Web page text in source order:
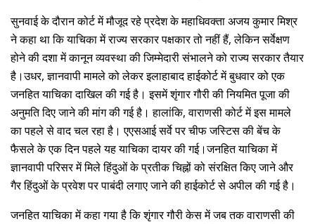
सुनवाई के दौरान कोर्ट में मौजूद रहे प्रदेश के महाधिवक्ता अजय कुमार मिश्र
ने कहा था कि याचिका में राज्य सरकार पक्षकार तो नहीं हैं, लेकिन सर्वेक्षण
होने की दशा में कानून व्यवस्था की जिम्मेदारी संभालने को राज्य सरकार तैयार
है।उधर, ज्ञानवापी मामले को लेकर इलाहाबाद हाईकोर्ट में बुधवार को एक
जनहित याचिका दाखिल की गई है। इसमें शृंगार गौरी की नियमित पूजा की
अनुमति दिए जाने की मांग की गई है। हालांकि, वाराणसी कोर्ट में इस मामले
का पहले से वाद चल रहा है। एएसआई सर्वे पर चीफ जस्टिस की बेंच के
फैसले के एक दिन पहले यह याचिका दायर की गई।जनहित याचिका में
ज्ञानवापी परिसर में मिले हिंदुओं के प्रतीक चिह्नों को संरक्षित किए जाने और
गैर हिंदुओं के प्रवेश पर पाबंदी लगाए जाने की हाईकोर्ट से अपील की गई है।
जनहित याचिका में कहा गया है कि शृंगार गौरी केस में जब तक वाराणसी की